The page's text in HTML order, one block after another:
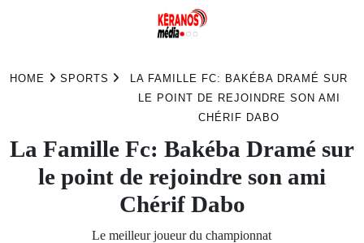
HOME SPORTS
LA FAMILLE FC: BAKÉBA DRAMÉ SUR
LE POINT DE REJOINDRE SON AMI
CHÉRIF DABO
La Famille Fc: Bakéba Dramé sur
le point de rejoindre son ami
Chérif Dabo
Le meilleur joueur du championnat